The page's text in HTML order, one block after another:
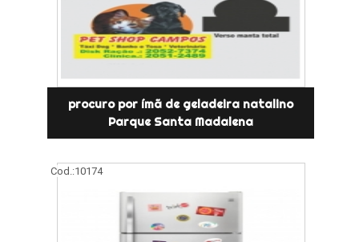
procuro por ímã de geladeira natalino
Parque Santa Madalena
Cod.:10174